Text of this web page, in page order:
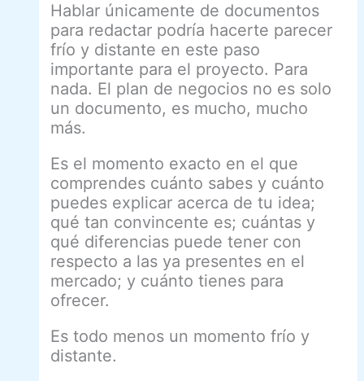
Hablar únicamente de documentos
para redactar podría hacerte parecer
frío y distante en este paso
importante para el proyecto. Para
nada. El plan de negocios no es solo
un documento, es mucho, mucho
más.
Es el momento exacto en el que
comprendes cuánto sabes y cuánto
puedes explicar acerca de tu idea;
qué tan convincente es; cuántas y
qué diferencias puede tener con
respecto a las ya presentes en el
mercado; y cuánto tienes para
ofrecer.
Es todo menos un momento frío y
distante.